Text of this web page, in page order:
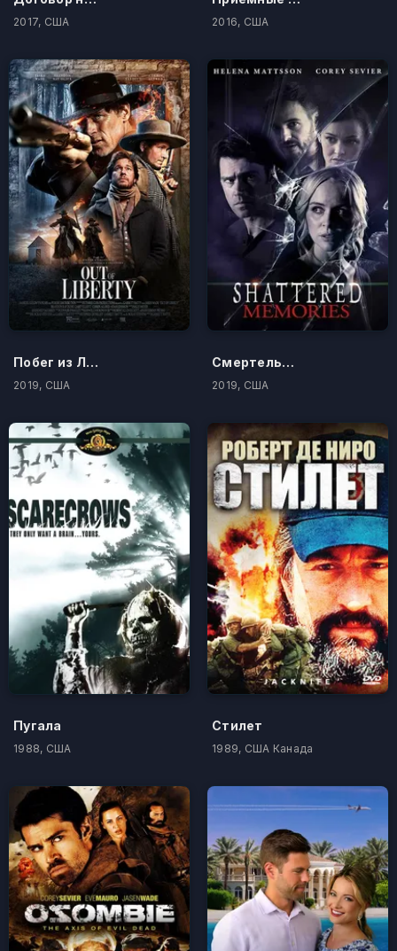
2017, США 2016, США
Побег из Либерти
2019, США
Смертельные отражения
2019, США
Пугала
1988, США
Стилет
1989, США Канада